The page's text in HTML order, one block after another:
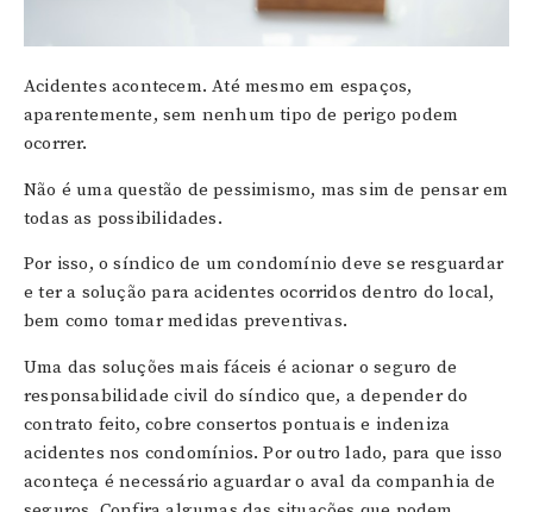
Acidentes acontecem. Até mesmo em espaços,
aparentemente, sem nenhum tipo de perigo podem
ocorrer.
Não é uma questão de pessimismo, mas sim de pensar em
todas as possibilidades.
Por isso, o síndico de um condomínio deve se resguardar
e ter a solução para acidentes ocorridos dentro do local,
bem como tomar medidas preventivas.
Uma das soluções mais fáceis é acionar o seguro de
responsabilidade civil do síndico que, a depender do
contrato feito, cobre consertos pontuais e indeniza
acidentes nos condomínios. Por outro lado, para que isso
aconteça é necessário aguardar o aval da companhia de